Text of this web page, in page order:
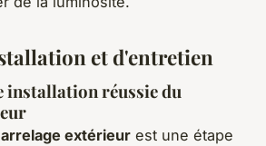
et d'entretien
installation réussie du
extérieur est une étape